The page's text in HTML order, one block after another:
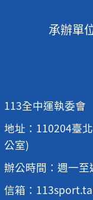
承辦單
113全中運執委會
地址：110204臺
公室)
辦公時間：週一
信箱：